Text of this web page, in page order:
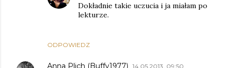
ODPOWIEDZ
Dokładnie takie uczucia i ja miałam po
lekturze.
Anna Plich (Buffy1977) 14.05.2013, 09:50